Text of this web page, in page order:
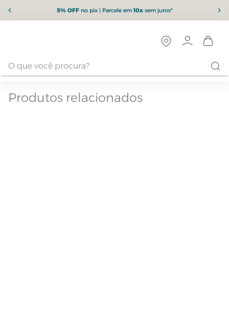
5% OFFno pix | Parcele em10xsem juros*
Produtos relacionados